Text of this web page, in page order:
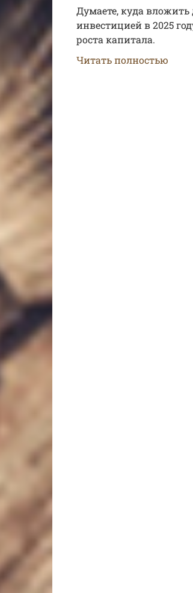
Думаете, куда вложить
инвестицией в 2025
роста капитала.
Читать полностью